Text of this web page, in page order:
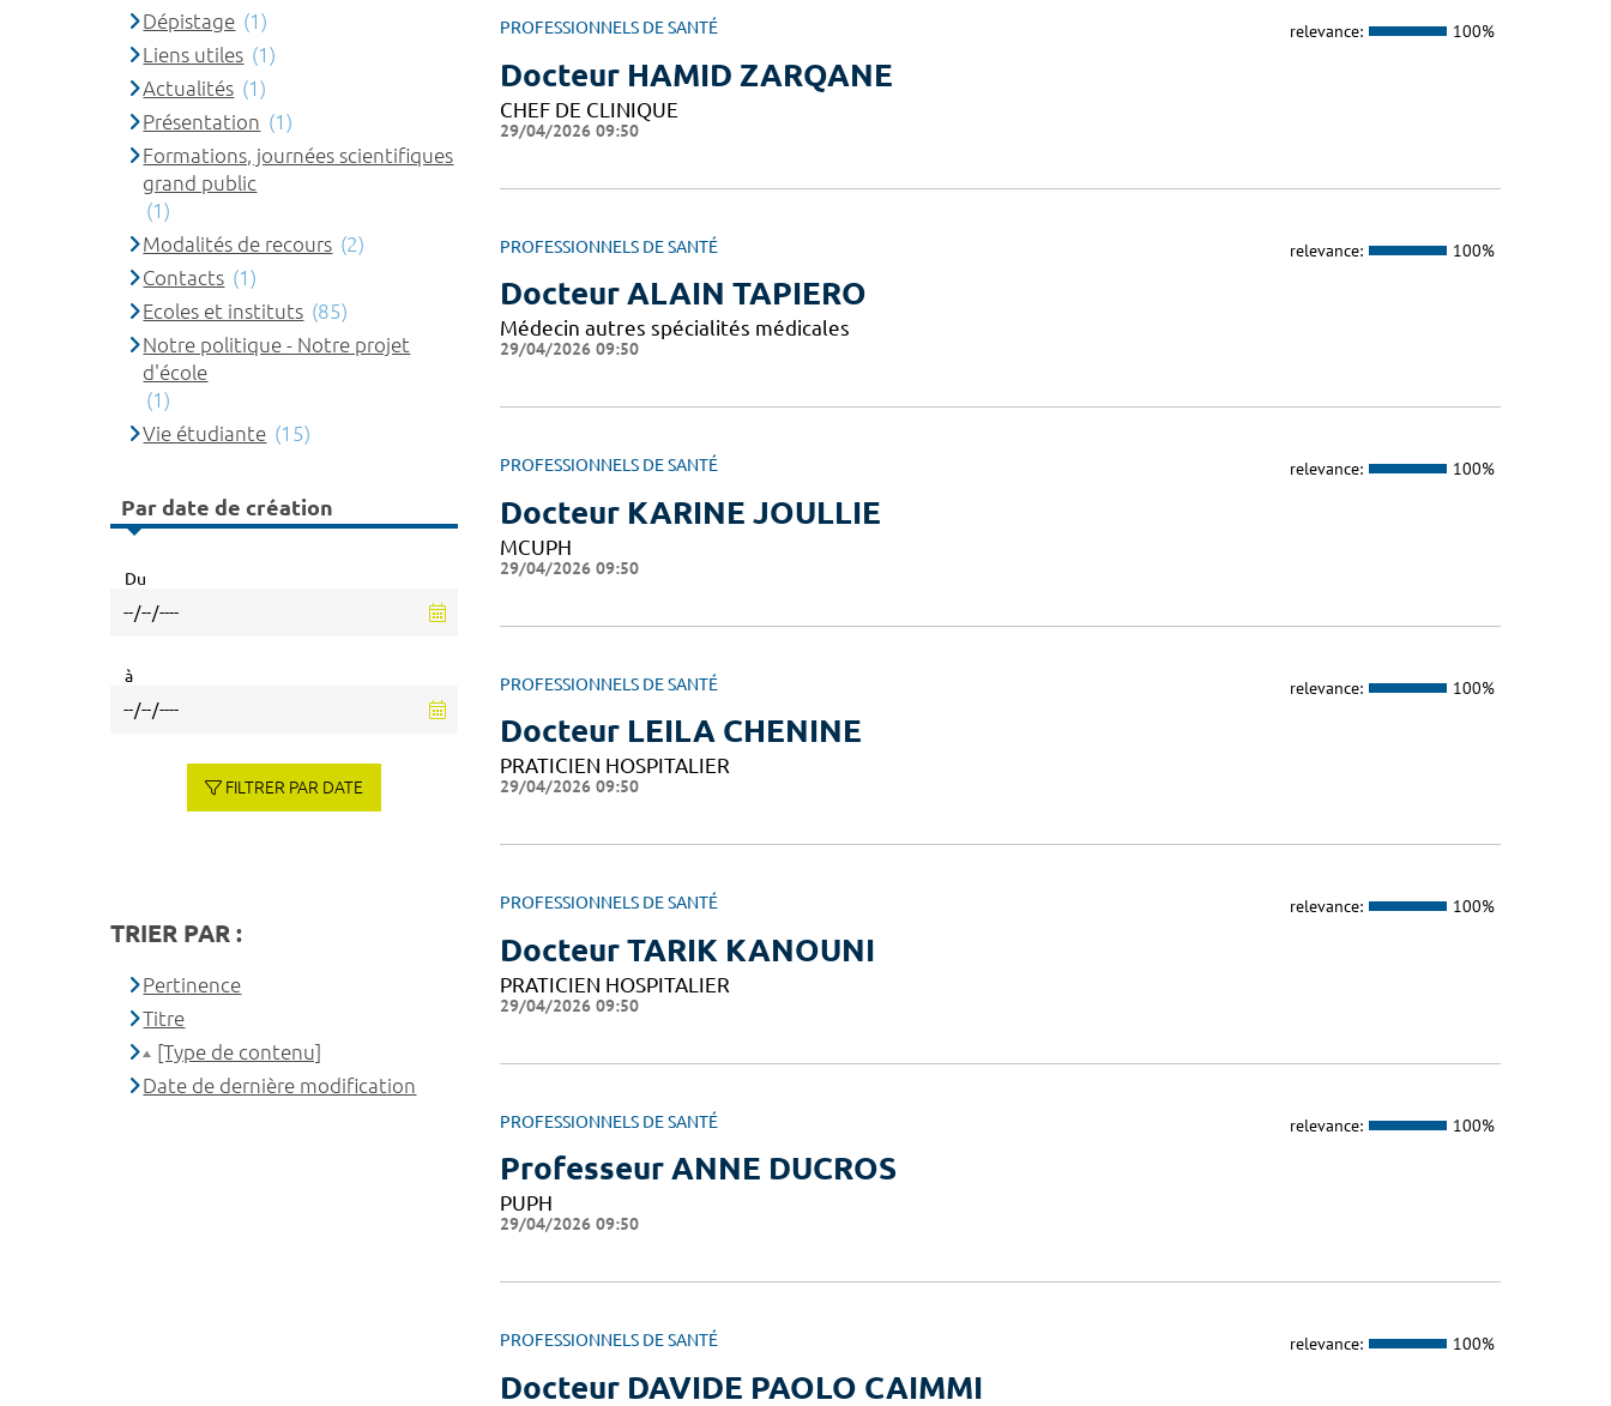
PROFESSIONNELS DE SANTÉ relevance: 100%
Docteur HAMID ZARQANE
CHEF DE CLINIQUE
29/04/2026 09:50
PROFESSIONNELS DE SANTÉ relevance: 100%
Docteur ALAIN TAPIERO
Médecin autres spécialités médicales
29/04/2026 09:50
PROFESSIONNELS DE SANTÉ relevance: 100%
Docteur KARINE JOULLIE
MCUPH
29/04/2026 09:50
PROFESSIONNELS DE SANTÉ relevance: 100%
Docteur LEILA CHENINE
PRATICIEN HOSPITALIER
29/04/2026 09:50
PROFESSIONNELS DE SANTÉ relevance: 100%
Docteur TARIK KANOUNI
PRATICIEN HOSPITALIER
29/04/2026 09:50
PROFESSIONNELS DE SANTÉ relevance: 100%
Professeur ANNE DUCROS
PUPH
29/04/2026 09:50
PROFESSIONNELS DE SANTÉ relevance: 100%
Docteur DAVIDE PAOLO CAIMMI
Dépistage (1)
Liens utiles (1)
Actualités (1)
Présentation (1)
Formations, journées scientifiques
grand public
(1)
Modalités de recours (2)
Contacts (1)
Ecoles et instituts (85)
Notre politique - Notre projet
d'école
(1)
Vie étudiante (15)
Par date de création
Du
à
FILTRER PAR DATE
TRIER PAR :
Pertinence
Titre
[Type de contenu]
Date de dernière modification